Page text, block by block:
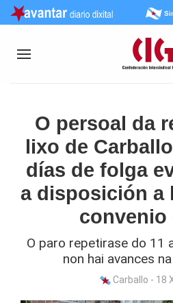
O persoal da
lixo de
días de folga
a disposición a
convenio
O paro repetirase do 11
non hai avances
Carballo - 18